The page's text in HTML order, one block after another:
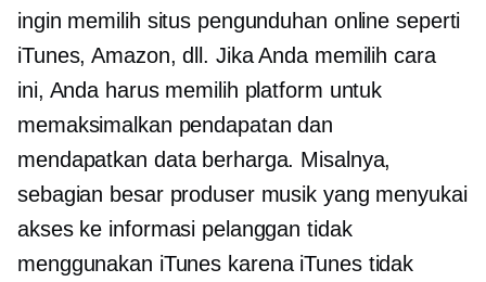
ingin memilih situs pengunduhan online seperti
iTunes, Amazon, dll. Jika Anda memilih cara
ini, Anda harus memilih platform untuk
memaksimalkan pendapatan dan
mendapatkan data berharga. Misalnya,
sebagian besar produser musik yang menyukai
akses ke informasi pelanggan tidak
menggunakan iTunes karena iTunes tidak